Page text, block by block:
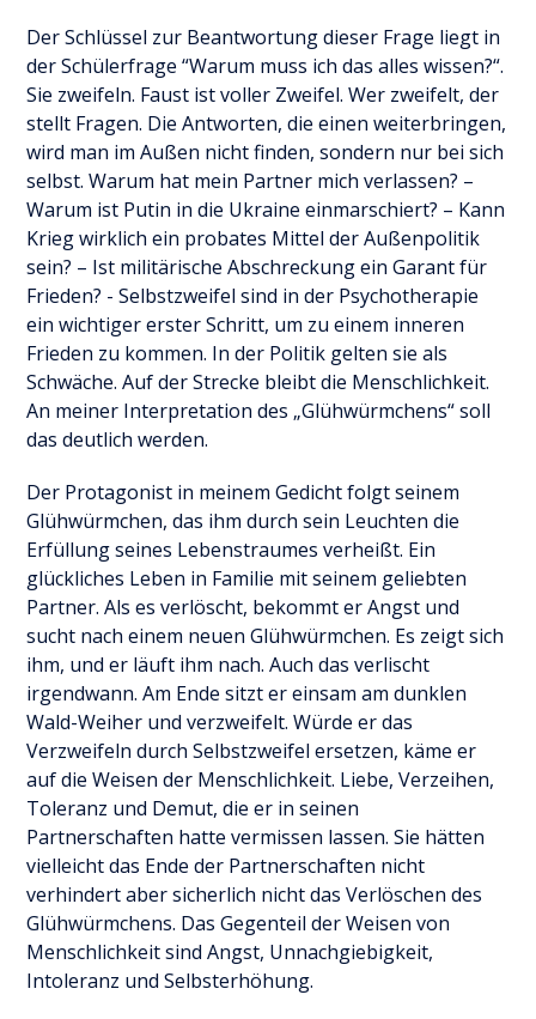
Der Schlüssel zur Beantwortung dieser Frage liegt in
der Schülerfrage “Warum muss ich das alles wissen?“.
Sie zweifeln. Faust ist voller Zweifel. Wer zweifelt, der
stellt Fragen. Die Antworten, die einen weiterbringen,
wird man im Außen nicht finden, sondern nur bei sich
selbst. Warum hat mein Partner mich verlassen? –
Warum ist Putin in die Ukraine einmarschiert? – Kann
Krieg wirklich ein probates Mittel der Außenpolitik
sein? – Ist militärische Abschreckung ein Garant für
Frieden? - Selbstzweifel sind in der Psychotherapie
ein wichtiger erster Schritt, um zu einem inneren
Frieden zu kommen. In der Politik gelten sie als
Schwäche. Auf der Strecke bleibt die Menschlichkeit.
An meiner Interpretation des „Glühwürmchens“ soll
das deutlich werden.
Der Protagonist in meinem Gedicht folgt seinem
Glühwürmchen, das ihm durch sein Leuchten die
Erfüllung seines Lebenstraumes verheißt. Ein
glückliches Leben in Familie mit seinem geliebten
Partner. Als es verlöscht, bekommt er Angst und
sucht nach einem neuen Glühwürmchen. Es zeigt sich
ihm, und er läuft ihm nach. Auch das verlischt
irgendwann. Am Ende sitzt er einsam am dunklen
Wald-Weiher und verzweifelt. Würde er das
Verzweifeln durch Selbstzweifel ersetzen, käme er
auf die Weisen der Menschlichkeit. Liebe, Verzeihen,
Toleranz und Demut, die er in seinen
Partnerschaften hatte vermissen lassen. Sie hätten
vielleicht das Ende der Partnerschaften nicht
verhindert aber sicherlich nicht das Verlöschen des
Glühwürmchens. Das Gegenteil der Weisen von
Menschlichkeit sind Angst, Unnachgiebigkeit,
Intoleranz und Selbsterhöhung.